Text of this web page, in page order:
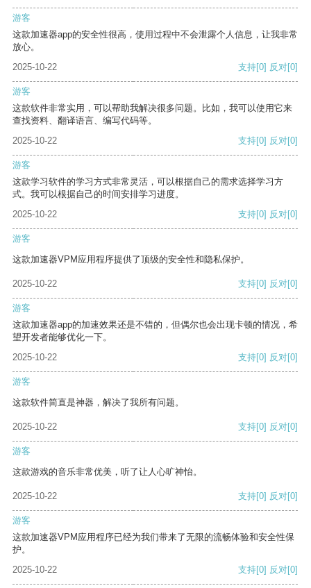
游客
这款加速器app的安全性很高，使用过程中不会泄露个人信息，让我非常
放心。
2025-10-22
支持[0] 反对[0]
游客
这款软件非常实用，可以帮助我解决很多问题。比如，我可以使用它来
查找资料、翻译语言、编写代码等。
2025-10-22
支持[0] 反对[0]
游客
这款学习软件的学习方式非常灵活，可以根据自己的需求选择学习方
式。我可以根据自己的时间安排学习进度。
2025-10-22
支持[0] 反对[0]
游客
这款加速器VPM应用程序提供了顶级的安全性和隐私保护。
2025-10-22 支持[0] 反对[0]
游客
这款加速器app的加速效果还是不错的，但偶尔也会出现卡顿的情况，希
望开发者能够优化一下。
2025-10-22
支持[0] 反对[0]
游客
这款软件简直是神器，解决了我所有问题。
2025-10-22 支持[0] 反对[0]
游客
这款游戏的音乐非常优美，听了让人心旷神怡。
2025-10-22 支持[0] 反对[0]
游客
这款加速器VPM应用程序已经为我们带来了无限的流畅体验和安全性保
护。
2025-10-22
支持[0] 反对[0]